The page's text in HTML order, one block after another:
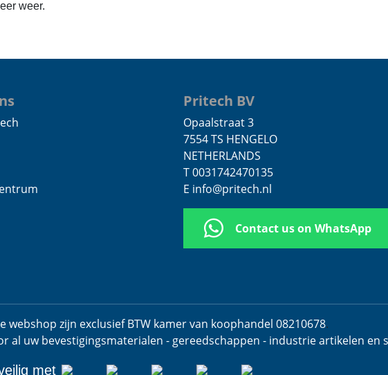
weer.
Pritech BV
Opaalstraat 3
7554 TS HENGELO
NETHERLANDS
T 0031742470135
E info@pritech.nl
Contact us on WhatsApp
webshop zijn exclusief BTW kamer van koophandel 08210678.
al uw bevestigingsmaterialen - gereedschappen - industrie artikelen en
met